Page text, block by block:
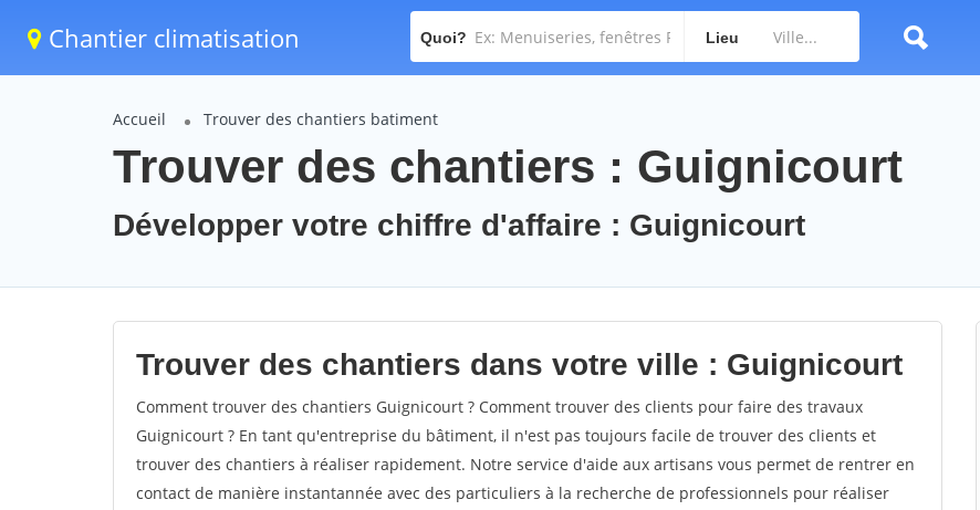
Chantier climatisation Quoi? Lieu
Accueil Trouver des chantiers batiment
Trouver des chantiers : Guignicourt
Développer votre chiffre d'affaire : Guignicourt
Trouver des chantiers dans votre ville : Guignicourt
Comment trouver des chantiers Guignicourt ? Comment trouver des clients pour faire des travaux
Guignicourt ? En tant qu'entreprise du bâtiment, il n'est pas toujours facile de trouver des clients et
trouver des chantiers à réaliser rapidement. Notre service d'aide aux artisans vous permet de rentrer en
contact de manière instantannée avec des particuliers à la recherche de professionnels pour réaliser